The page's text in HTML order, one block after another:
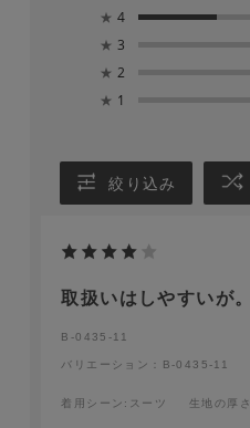
★ 4
★ 3
★ 2
★ 1
絞り込み
取扱いはしやすいが。
B-0435-11
バリエーション：B-0435-11
着用シーン :スーツ 生地の厚さ